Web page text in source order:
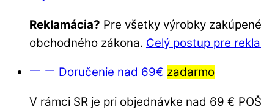
Reklamácia? Pre všetky výrobky
obchodného zákona. Celý postup pre
Doručenie nad 69€ zadarmo
V rámci SR je pri objednávke nad 69 €